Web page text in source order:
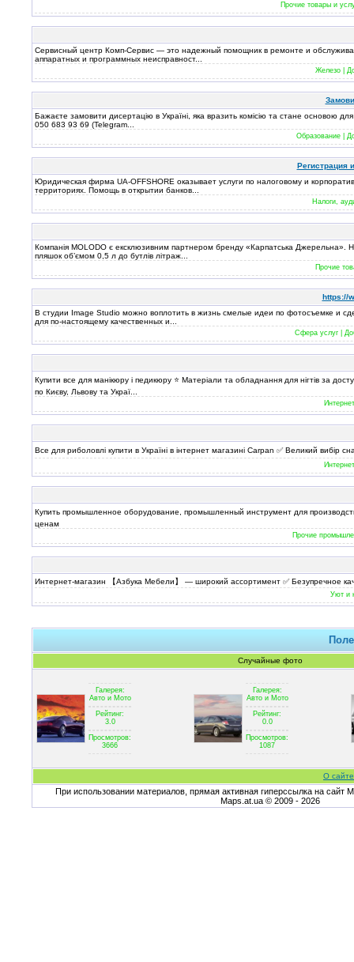
Прочие товары и
Сервисный центр Комп-Сервис — это надежный помощник в ремонте и
аппаратных и программных неисправност...
Железо |
Бажаєте замовити дисертацію в Україні, яка вразить комісію та стане основою
050 683 93 69 (Telegram...
Образование |
Регистрация
Юридическая фирма UA-OFFSHORE оказывает услуги по налоговому и
территориях. Помощь в открытии банков...
Налоги,
Компанія MOLODO є ексклюзивним партнером бренду «Карпатська Джерельна».
пляшок об’ємом 0,5 л до бутлів літраж...
Прочие
https://
В студии Image Studio можно воплотить в жизнь смелые идеи по фотосъемке и
для по-настоящему качественных и...
Cфера услуг |
Купити все для манікюру і педикюру ⭐ Матеріали та обладнання для нігтів за
по Києву, Львову та Украї...
Все для риболовлі купити в Україні в інтернет магазині Carpan ✅ Великий вибір
Купить промышленное оборудование, промышленный инструмент для
ценам
Прочие
Интернет-магазин 【Азбука Мебели】 — широкий ассортимент ✅ Безупречное
Уют и
Случайные фото
Галерея:
Авто и Мото
Рейтинг:
3.0
Просмотров:
3666
Галерея:
Авто и Мото
Рейтинг:
0.0
Просмотров:
1087
О
При использовании материалов, прямая активная гиперссылка на сайт
Maps.at.ua © 2009 - 2026